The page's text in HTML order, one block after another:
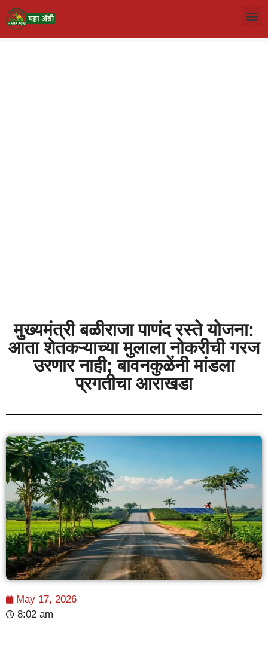
मुख्यमंत्री बळीराजा पाणंद रस्ते योजना:
आता शेतकऱ्याच्या मुलाला नोकरीची गरज
उरणार नाही; बावनकुळेंनी मांडला
प्रगतीचा आराखडा
May 17, 2026
8:02 am